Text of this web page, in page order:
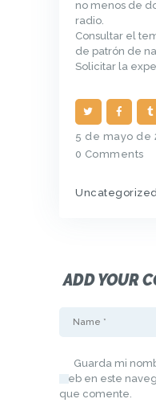
no menos de
radio.
Consultar el
de patrón de
Solicitar la
5 de mayo de
0 Comments
Uncategorized
ADD YOUR
Guarda mi
web en este
que comente.